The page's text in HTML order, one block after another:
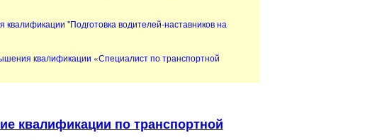
"Подготовка водителей-наставников на
квалификации «Специалист по транспортной
квалификации по транспортной